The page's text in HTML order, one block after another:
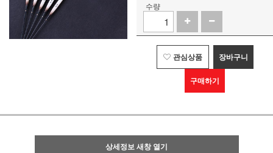
수량
관심상품 장바구니
구매하기
상세정보 새창 열기